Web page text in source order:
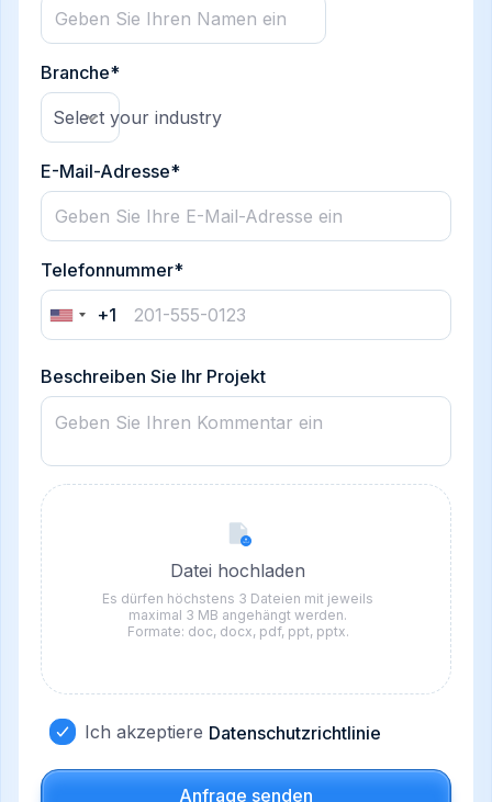
Branche*
Select your industry
E-Mail-Adresse*
Telefonnummer*
United
States
+1
Beschreiben Sie Ihr Projekt
Datei hochladen
Es dürfen höchstens 3 Dateien mit jeweils
maximal 3 MB angehängt werden.
Formate: doc, docx, pdf, ppt, pptx.
Ich akzeptiere Datenschutzrichtlinie
Anfrage senden